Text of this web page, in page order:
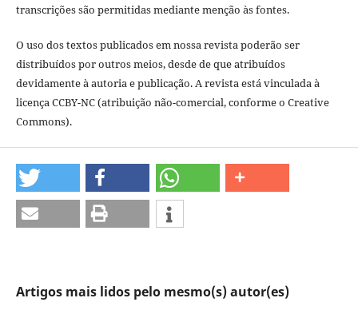
transcrições são permitidas mediante menção às fontes.
O uso dos textos publicados em nossa revista poderão ser
distribuídos por outros meios, desde de que atribuídos
devidamente à autoria e publicação. A revista está vinculada à
licença CCBY-NC (atribuição não-comercial, conforme o Creative
Commons).
Artigos mais lidos pelo mesmo(s) autor(es)